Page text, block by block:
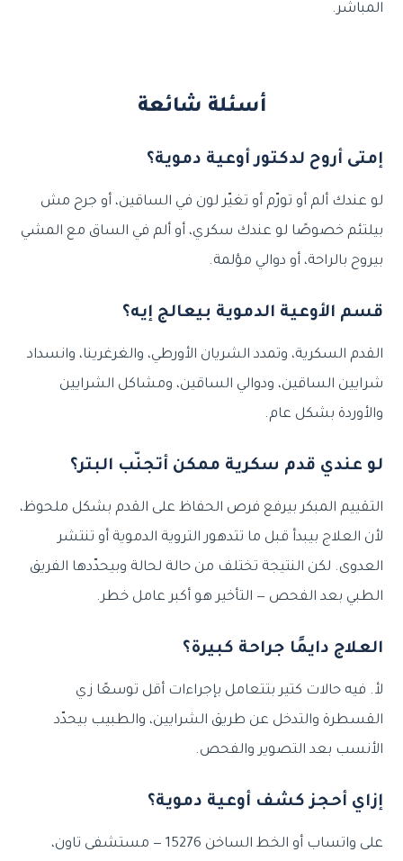
المباشر.
أسئلة شائعة
إمتى أروح لدكتور أوعية دموية؟
لو عندك ألم أو تورّم أو تغيّر لون في الساقين، أو جرح مش
بيلتئم خصوصًا لو عندك سكري، أو ألم في الساق مع المشي
بيروح بالراحة، أو دوالي مؤلمة.
قسم الأوعية الدموية بيعالج إيه؟
القدم السكرية، وتمدد الشريان الأورطي، والغرغرينا، وانسداد
شرايين الساقين، ودوالي الساقين، ومشاكل الشرايين
والأوردة بشكل عام.
لو عندي قدم سكرية ممكن أتجنّب البتر؟
التقييم المبكر بيرفع فرص الحفاظ على القدم بشكل ملحوظ،
لأن العلاج بيبدأ قبل ما تتدهور التروية الدموية أو تنتشر
العدوى. لكن النتيجة تختلف من حالة لحالة وبيحدّدها الفريق
الطبي بعد الفحص — التأخير هو أكبر عامل خطر.
العلاج دايمًا جراحة كبيرة؟
لأ. فيه حالات كتير بتتعامل بإجراءات أقل توسعًا زي
القسطرة والتدخل عن طريق الشرايين، والطبيب بيحدّد
الأنسب بعد التصوير والفحص.
إزاي أحجز كشف أوعية دموية؟
على واتساب أو الخط الساخن 15276 — مستشفى تاون،